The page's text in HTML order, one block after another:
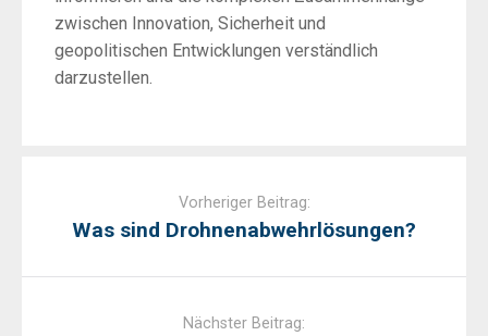
zwischen Innovation, Sicherheit und
geopolitischen Entwicklungen verständlich
darzustellen.
Vorheriger Beitrag:
Was sind Drohnenabwehrlösungen?
Nächster Beitrag: